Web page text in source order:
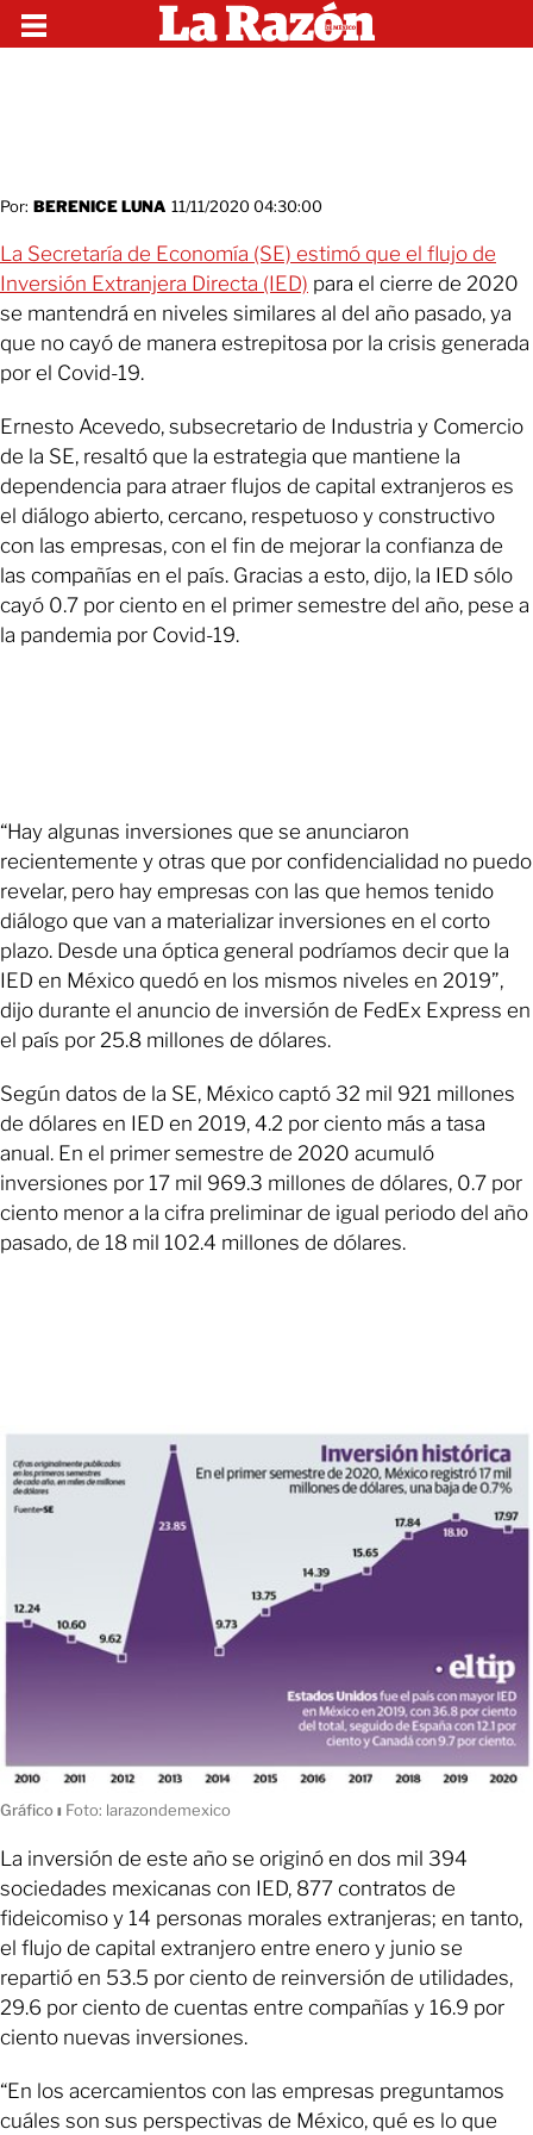
Por: BERENICE LUNA 11/11/2020 04:30:00
La Secretaría de Economía (SE) estimó que el flujo de
Inversión Extranjera Directa (IED) para el cierre de 2020
se mantendrá en niveles similares al del año pasado, ya
que no cayó de manera estrepitosa por la crisis generada
por el Covid-19.
Ernesto Acevedo, subsecretario de Industria y Comercio
de la SE, resaltó que la estrategia que mantiene la
dependencia para atraer flujos de capital extranjeros es
el diálogo abierto, cercano, respetuoso y constructivo
con las empresas, con el fin de mejorar la confianza de
las compañías en el país. Gracias a esto, dijo, la IED sólo
cayó 0.7 por ciento en el primer semestre del año, pese a
la pandemia por Covid-19.
“Hay algunas inversiones que se anunciaron
recientemente y otras que por confidencialidad no puedo
revelar, pero hay empresas con las que hemos tenido
diálogo que van a materializar inversiones en el corto
plazo. Desde una óptica general podríamos decir que la
IED en México quedó en los mismos niveles en 2019”,
dijo durante el anuncio de inversión de FedEx Express en
el país por 25.8 millones de dólares.
Según datos de la SE, México captó 32 mil 921 millones
de dólares en IED en 2019, 4.2 por ciento más a tasa
anual. En el primer semestre de 2020 acumuló
inversiones por 17 mil 969.3 millones de dólares, 0.7 por
ciento menor a la cifra preliminar de igual periodo del año
pasado, de 18 mil 102.4 millones de dólares.
Gráficoı Foto: larazondemexico
La inversión de este año se originó en dos mil 394
sociedades mexicanas con IED, 877 contratos de
fideicomiso y 14 personas morales extranjeras; en tanto,
el flujo de capital extranjero entre enero y junio se
repartió en 53.5 por ciento de reinversión de utilidades,
29.6 por ciento de cuentas entre compañías y 16.9 por
ciento nuevas inversiones.
“En los acercamientos con las empresas preguntamos
cuáles son sus perspectivas de México, qué es lo que